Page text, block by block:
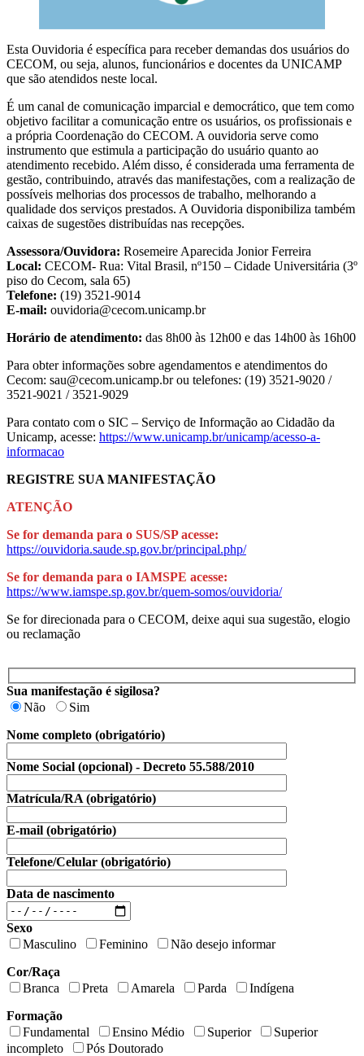
Esta Ouvidoria é específica para receber demandas dos usuários do
CECOM, ou seja, alunos, funcionários e docentes da UNICAMP
que são atendidos neste local.
É um canal de comunicação imparcial e democrático, que tem como
objetivo facilitar a comunicação entre os usuários, os profissionais e
a própria Coordenação do CECOM. A ouvidoria serve como
instrumento que estimula a participação do usuário quanto ao
atendimento recebido. Além disso, é considerada uma ferramenta de
gestão, contribuindo, através das manifestações, com a realização de
possíveis melhorias dos processos de trabalho, melhorando a
qualidade dos serviços prestados. A Ouvidoria disponibiliza também
caixas de sugestões distribuídas nas recepções.
Assessora/Ouvidora: Rosemeire Aparecida Jonior Ferreira
Local: CECOM- Rua: Vital Brasil, nº150 – Cidade Universitária (3º
piso do Cecom, sala 65)
Telefone: (19) 3521-9014
E-mail: ouvidoria@cecom.unicamp.br
Horário de atendimento: das 8h00 às 12h00 e das 14h00 às 16h00
Para obter informações sobre agendamentos e atendimentos do
Cecom: sau@cecom.unicamp.br ou telefones: (19) 3521-9020 /
3521-9021 / 3521-9029
Para contato com o SIC – Serviço de Informação ao Cidadão da
Unicamp, acesse: https://www.unicamp.br/unicamp/acesso-a-
informacao
REGISTRE SUA MANIFESTAÇÃO
ATENÇÃO
Se for demanda para o SUS/SP acesse:
https://ouvidoria.saude.sp.gov.br/principal.php/
Se for demanda para o IAMSPE acesse:
https://www.iamspe.sp.gov.br/quem-somos/ouvidoria/
Se for direcionada para o CECOM, deixe aqui sua sugestão, elogio
ou reclamação
Sua manifestação é sigilosa?
Não
Sim
Nome completo (obrigatório)
Nome Social (opcional) - Decreto 55.588/2010
Matrícula/RA (obrigatório)
E-mail (obrigatório)
Telefone/Celular (obrigatório)
Data de nascimento
Sexo
Masculino
Feminino
Não desejo informar
Cor/Raça
Branca
Preta Amarela Parda
Indígena
Formação
Fundamental
Ensino Médio Superior
Superior
incompleto
Pós Doutorado